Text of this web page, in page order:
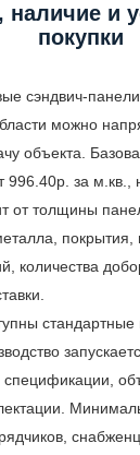
наличие и
покупки
сэндвич-
можно
объекта.
996.40р. за м.кв.,
от толщины
покрытия,
количества
стандартные
спецификации,